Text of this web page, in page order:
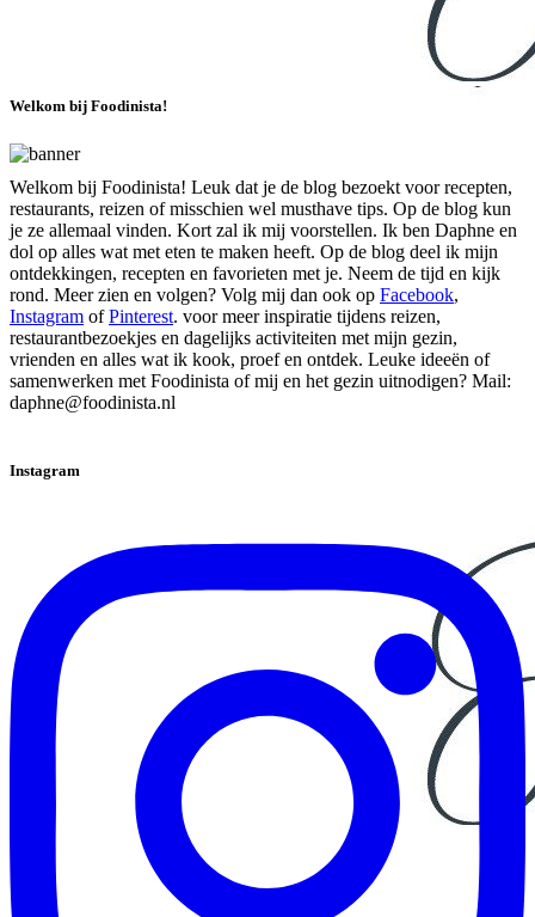
Welkom bij Foodinista!
Welkom bij Foodinista! Leuk dat je de blog bezoekt voor recepten,
restaurants, reizen of misschien wel musthave tips. Op de blog kun
je ze allemaal vinden. Kort zal ik mij voorstellen. Ik ben Daphne en
dol op alles wat met eten te maken heeft. Op de blog deel ik mijn
ontdekkingen, recepten en favorieten met je. Neem de tijd en kijk
rond. Meer zien en volgen? Volg mij dan ook op Facebook,
Instagram ofPinterest. voor meer inspiratie tijdens reizen,
restaurantbezoekjes en dagelijks activiteiten met mijn gezin,
vrienden en alles wat ik kook, proef en ontdek. Leuke ideeën of
samenwerken met Foodinista of mij en het gezin uitnodigen? Mail:
daphne@foodinista.nl
Instagram